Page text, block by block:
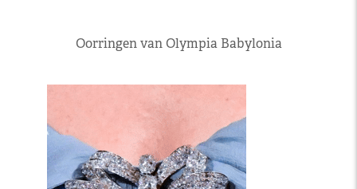
Oorringen van Olympia Babylonia